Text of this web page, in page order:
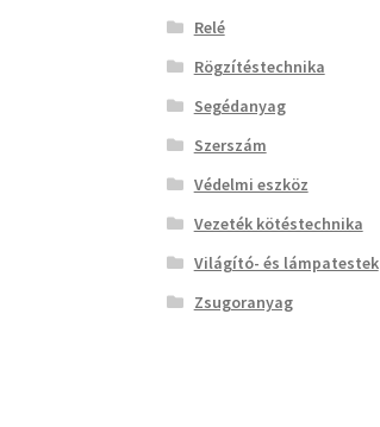
Relé
Rögzítéstechnika
Segédanyag
Szerszám
Védelmi eszköz
Vezeték kötéstechnika
Világító- és lámpatestek
Zsugoranyag